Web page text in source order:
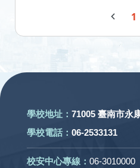
1
學校地址： 71005 臺南市永
學校電話： 06-2533131
校安中心專線： 06-3010000